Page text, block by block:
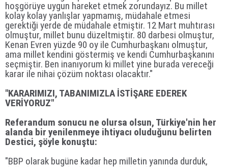
hoşgörüye uygun hareket etmek zorundayız. Bu millet
kolay kolay yanlışlar yapmamış, müdahale etmesi
gerektiği yerde de müdahale etmiştir. 12 Mart muhtırası
olmuştur, millet bunu düzeltmiştir. 80 darbesi olmuştur,
Kenan Evren yüzde 90 oy ile Cumhurbaşkanı olmuştur,
ama millet kendini göstermiş ve kendi Cumhurbaşkanını
seçmiştir. Ben inanıyorum ki millet yine burada vereceği
karar ile nihai çözüm noktası olacaktır."
"KARARIMIZI, TABANIMIZLA İSTİŞARE EDEREK
VERİYORUZ"
Referandum sonucu ne olursa olsun, Türkiye'nin her
alanda bir yenilenmeye ihtiyacı oluduğunu belirten
Destici, şöyle konuştu:
"BBP olarak bugüne kadar hep milletin yanında durduk,